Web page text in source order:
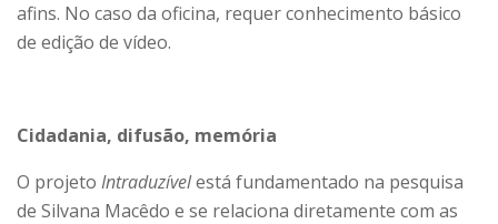
afins. No caso da oficina, requer conhecimento básico
de edição de vídeo.
Cidadania, difusão, memória
O projeto Intraduzívelestá fundamentado na pesquisa
de Silvana Macêdo e se relaciona diretamente com as